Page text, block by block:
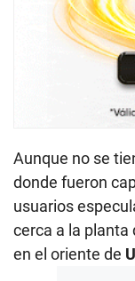
Aunque no se
donde fueron
usuarios
cerca a la planta
en el oriente de